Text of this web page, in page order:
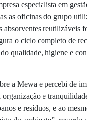
especialista em
as oficinas do grupo
absorventes reutilizáveis
o ciclo completo de
qualidade, higiene e
a Mewa e percebi de
organização e
e resíduos, e ao